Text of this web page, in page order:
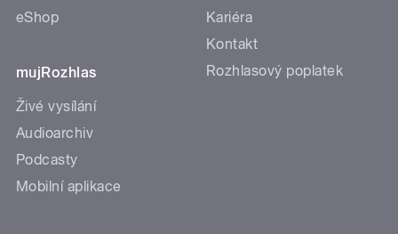
eShop
mujRozhlas
Živé vysílání
Audioarchiv
Podcasty
Mobilní aplikace
Kariéra
Kontakt
Rozhlasový poplatek